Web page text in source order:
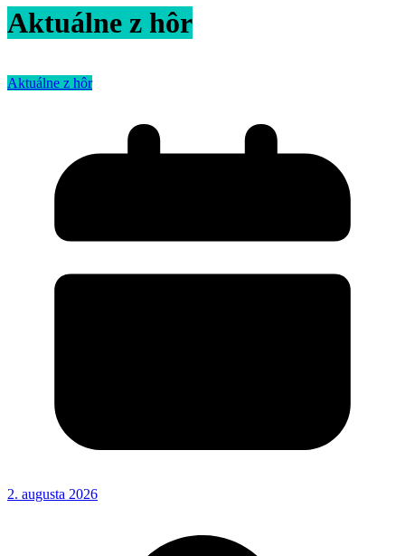
Aktuálne z hôr
Aktuálne z hôr
2. augusta 2026